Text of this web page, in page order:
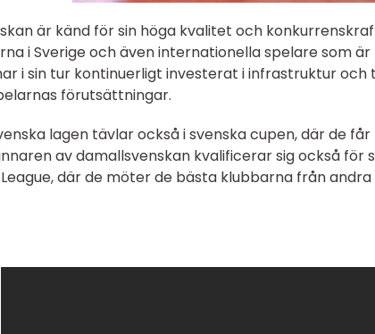
är känd för sin höga kvalitet och
i Sverige och även internationella spelare som
i sin tur kontinuerligt investerat i infrastruktur
förutsättningar.
lagen tävlar också i svenska cupen, där de
av damallsvenskan kvalificerar sig också för
där de möter de bästa klubbarna från andra